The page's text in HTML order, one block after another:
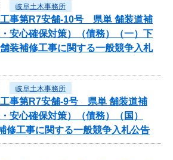
岐阜土木事務所
工事第R7安舗-10号 県単 舗装道補
安心確保対策）（債務）（一）下
装補修工事に関する一般競争入札
岐阜土木事務所
工事第R7安舗-9号 県単 舗装道補
安心確保対策）（債務）（国）
工事に関する一般競争入札公告